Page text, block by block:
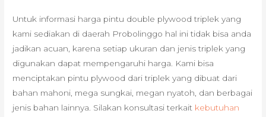
Untuk informasi harga pintu double plywood triplek yang
kami sediakan di daerah Probolinggo hal ini tidak bisa anda
jadikan acuan, karena setiap ukuran dan jenis triplek yang
digunakan dapat mempengaruhi harga. Kami bisa
menciptakan pintu plywood dari triplek yang dibuat dari
bahan mahoni, mega sungkai, megan nyatoh, dan berbagai
jenis bahan lainnya. Silakan konsultasi terkait kebutuhan